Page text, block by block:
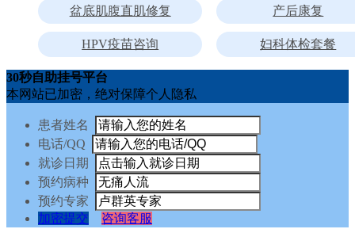
盆底肌腹直肌修复 产后康复
HPV疫苗咨询 妇科体检套餐
30秒自助挂号平台
本网站已加密，绝对保障个人隐私
患者姓名
电话/QQ
就诊日期
预约病种
预约专家
加密提交
咨询客服